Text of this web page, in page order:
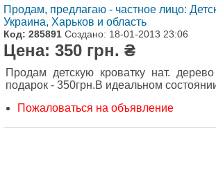
Продам, предлагаю - частное лицо:
Украина, Харьков и область
Код: 285891 Создано: 18-01-2013 23:06
Цена: 350 грн. ₴
Продам детскую кроватку нат.
подарок - 350грн.В идеальном
Пожаловаться на объявление